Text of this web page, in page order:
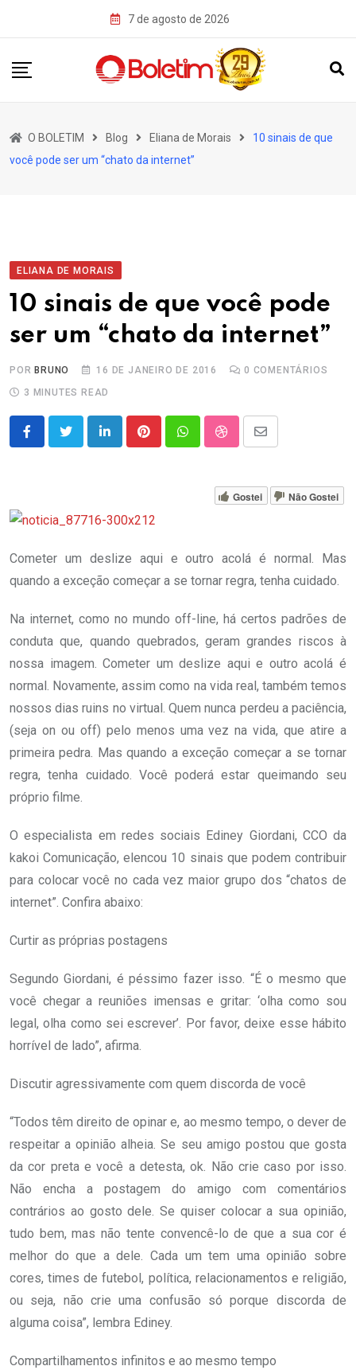
7 de agosto de 2026
O BOLETIM Blog Eliana de Morais
10 sinais de que
você pode ser um “chato da internet”
ELIANA DE MORAIS
10 sinais de que você pode
ser um “chato da internet”
POR BRUNO 16 DE JANEIRO DE 2016 0 COMENTÁRIOS
3 MINUTES READ
LinkedInPinterestWhatsappStumbleUpon
Share
Email
Gostei Não Gostei
Cometer um deslize aqui e outro acolá é normal. Mas
quando a exceção começar a se tornar regra, tenha cuidado.
Na internet, como no mundo off-line, há certos padrões de
conduta que, quando quebrados, geram grandes riscos à
nossa imagem. Cometer um deslize aqui e outro acolá é
normal. Novamente, assim como na vida real, também temos
nossos dias ruins no virtual. Quem nunca perdeu a paciência,
(seja on ou off) pelo menos uma vez na vida, que atire a
primeira pedra. Mas quando a exceção começar a se tornar
regra, tenha cuidado. Você poderá estar queimando seu
próprio filme.
O especialista em redes sociais Ediney Giordani, CCO da
kakoi Comunicação, elencou 10 sinais que podem contribuir
para colocar você no cada vez maior grupo dos “chatos de
internet”. Confira abaixo:
Curtir as próprias postagens
Segundo Giordani, é péssimo fazer isso. “É o mesmo que
você chegar a reuniões imensas e gritar: ‘olha como sou
legal, olha como sei escrever’. Por favor, deixe esse hábito
horrível de lado”, afirma.
Discutir agressivamente com quem discorda de você
“Todos têm direito de opinar e, ao mesmo tempo, o dever de
respeitar a opinião alheia. Se seu amigo postou que gosta
da cor preta e você a detesta, ok. Não crie caso por isso.
Não encha a postagem do amigo com comentários
contrários ao gosto dele. Se quiser colocar a sua opinião,
tudo bem, mas não tente convencê-lo de que a sua cor é
melhor do que a dele. Cada um tem uma opinião sobre
cores, times de futebol, política, relacionamentos e religião,
ou seja, não crie uma confusão só porque discorda de
alguma coisa”, lembra Ediney.
Compartilhamentos infinitos e ao mesmo tempo